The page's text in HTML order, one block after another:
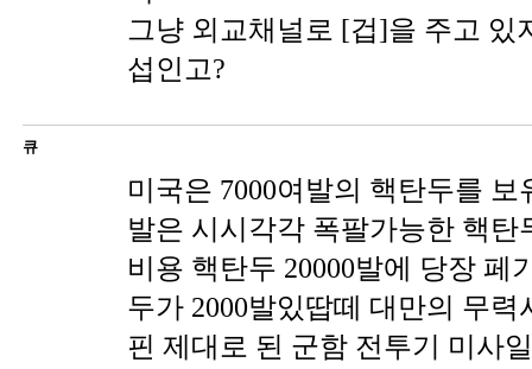
그냥 외교채널로 [겁]을 주고 있
섭인고?
큐
미국은 7000여발의 핵탄두를 보
발은 시시각각 폭팔가능한 핵탄
비용 핵탄두 20000발에 당장 페
두가 2000발있땁떼 대만의 무력
핀 제대로 된 군함 전투기 미사